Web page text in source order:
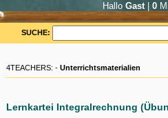
Hallo Gast| 0
SUCHE:
4TEACHERS: - Unterrichtsmaterialien
Lernkartei Integralrechnung